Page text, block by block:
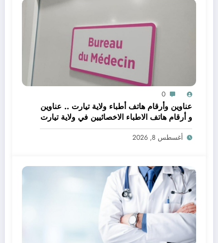
0
عناوين وأرقام هاتف أطباء ولاية تيارت .. عناوين
و أرقام هاتف الاطباء الاخصائيين في ولاية تيارت
أغسطس 8, 2026